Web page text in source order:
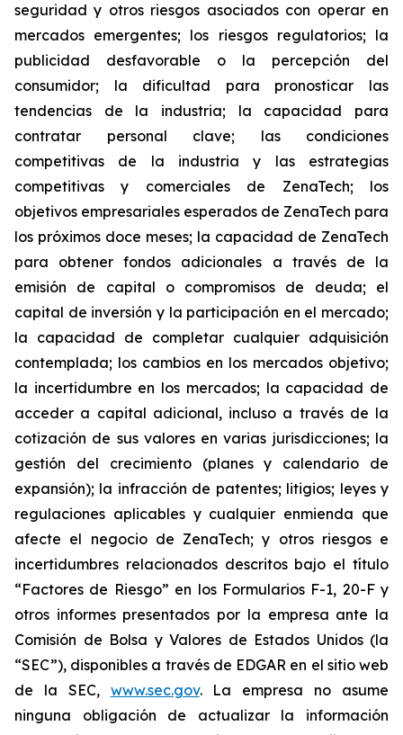
seguridad y otros riesgos asociados con operar en
mercados emergentes; los riesgos regulatorios; la
publicidad desfavorable o la percepción del
consumidor; la dificultad para pronosticar las
tendencias de la industria; la capacidad para
contratar personal clave; las condiciones
competitivas de la industria y las estrategias
competitivas y comerciales de ZenaTech; los
objetivos empresariales esperados de ZenaTech para
los próximos doce meses; la capacidad de ZenaTech
para obtener fondos adicionales a través de la
emisión de capital o compromisos de deuda; el
capital de inversión y la participación en el mercado;
la capacidad de completar cualquier adquisición
contemplada; los cambios en los mercados objetivo;
la incertidumbre en los mercados; la capacidad de
acceder a capital adicional, incluso a través de la
cotización de sus valores en varias jurisdicciones; la
gestión del crecimiento (planes y calendario de
expansión); la infracción de patentes; litigios; leyes y
regulaciones aplicables y cualquier enmienda que
afecte el negocio de ZenaTech; y otros riesgos e
incertidumbres relacionados descritos bajo el título
“Factores de Riesgo” en los Formularios F-1, 20-F y
otros informes presentados por la empresa ante la
Comisión de Bolsa y Valores de Estados Unidos (la
“SEC”), disponibles a través de EDGAR en el sitio web
de la SEC, www.sec.gov. La empresa no asume
ninguna obligación de actualizar la información